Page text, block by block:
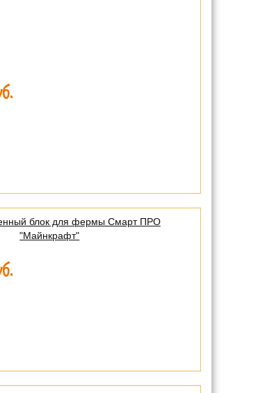
блок для фермы Смарт ПРО
"Майнкрафт"